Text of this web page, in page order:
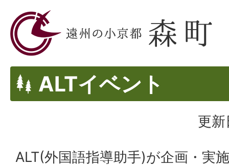
ALTイベント
更
ALT(外国語指導助手)が企画・実